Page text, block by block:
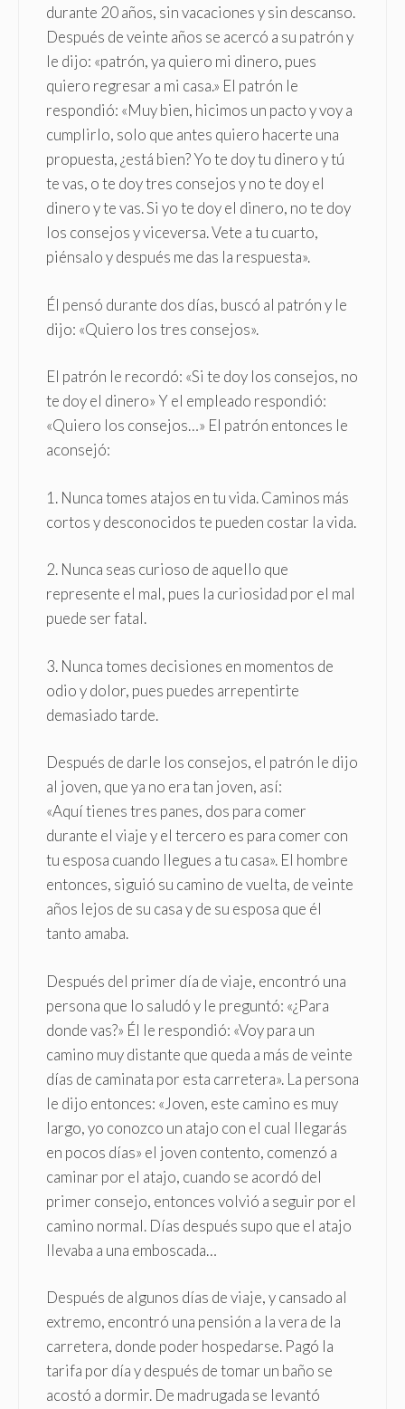
durante 20 años, sin vacaciones y sin descanso.
Después de veinte años se acercó a su patrón y
le dijo: «patrón, ya quiero mi dinero, pues
quiero regresar a mi casa.» El patrón le
respondió: «Muy bien, hicimos un pacto y voy a
cumplirlo, solo que antes quiero hacerte una
propuesta, ¿está bien? Yo te doy tu dinero y tú
te vas, o te doy tres consejos y no te doy el
dinero y te vas. Si yo te doy el dinero, no te doy
los consejos y viceversa. Vete a tu cuarto,
piénsalo y después me das la respuesta».
Él pensó durante dos días, buscó al patrón y le
dijo: «Quiero los tres consejos».
El patrón le recordó: «Si te doy los consejos, no
te doy el dinero» Y el empleado respondió:
«Quiero los consejos…» El patrón entonces le
aconsejó:
1. Nunca tomes atajos en tu vida. Caminos más
cortos y desconocidos te pueden costar la vida.
2. Nunca seas curioso de aquello que
represente el mal, pues la curiosidad por el mal
puede ser fatal.
3. Nunca tomes decisiones en momentos de
odio y dolor, pues puedes arrepentirte
demasiado tarde.
Después de darle los consejos, el patrón le dijo
al joven, que ya no era tan joven, así:
«Aquí tienes tres panes, dos para comer
durante el viaje y el tercero es para comer con
tu esposa cuando llegues a tu casa». El hombre
entonces, siguió su camino de vuelta, de veinte
años lejos de su casa y de su esposa que él
tanto amaba.
Después del primer día de viaje, encontró una
persona que lo saludó y le preguntó: «¿Para
donde vas?» Él le respondió: «Voy para un
camino muy distante que queda a más de veinte
días de caminata por esta carretera». La persona
le dijo entonces: «Joven, este camino es muy
largo, yo conozco un atajo con el cual llegarás
en pocos días» el joven contento, comenzó a
caminar por el atajo, cuando se acordó del
primer consejo, entonces volvió a seguir por el
camino normal. Días después supo que el atajo
llevaba a una emboscada…
Después de algunos días de viaje, y cansado al
extremo, encontró una pensión a la vera de la
carretera, donde poder hospedarse. Pagó la
tarifa por día y después de tomar un baño se
acostó a dormir. De madrugada se levantó